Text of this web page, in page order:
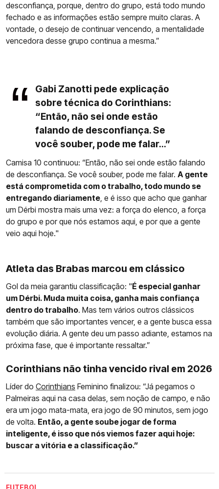
desconfiança, porque, dentro do grupo, está todo mundo
fechado e as informações estão sempre muito claras. A
vontade, o desejo de continuar vencendo, a mentalidade
vencedora desse grupo continua a mesma.”
Gabi Zanotti pede explicação
sobre técnica do Corinthians:
“Então, não sei onde estão
falando de desconfiança. Se
você souber, pode me falar...”
Camisa 10 continuou: “Então, não sei onde estão falando
de desconfiança. Se você souber, pode me falar. A gente
está comprometida com o trabalho, todo mundo se
entregando diariamente, e é isso que acho que ganhar
um Dérbi mostra mais uma vez: a força do elenco, a força
do grupo e por que nós estamos aqui, e por que a gente
veio aqui hoje."
Atleta das Brabas marcou em clássico
Gol da meia garantiu classificação: "É especial ganhar
um Dérbi. Muda muita coisa, ganha mais confiança
dentro do trabalho. Mas tem vários outros clássicos
também que são importantes vencer, e a gente busca essa
evolução diária. A gente deu um passo adiante, estamos na
próxima fase, que é importante ressaltar.”
Corinthians não tinha vencido rival em 2026
Líder do Corinthians Feminino finalizou: “Já pegamos o
Palmeiras aqui na casa delas, sem noção de campo, e não
era um jogo mata-mata, era jogo de 90 minutos, sem jogo
de volta. Então, a gente soube jogar de forma
inteligente, é isso que nós viemos fazer aqui hoje:
buscar a vitória e a classificação.”